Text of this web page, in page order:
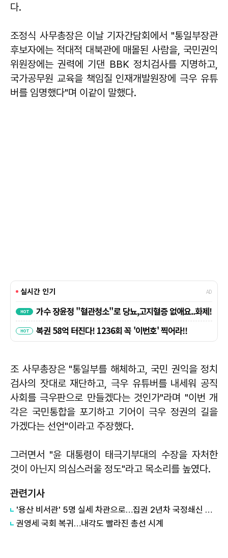
다.
조정식 사무총장은 이날 기자간담회에서 "통일부장관
후보자에는 적대적 대북관에 매몰된 사람을, 국민권익
위원장에는 권력에 기댄 BBK 정치검사를 지명하고,
국가공무원 교육을 책임질 인재개발원장에 극우 유튜
버를 임명했다"며 이같이 말했다.
조 사무총장은 "통일부를 해체하고, 국민 권익을 정치
검사의 잣대로 재단하고, 극우 유튜버를 내세워 공직
사회를 극우판으로 만들겠다는 것인가"라며 "이번 개
각은 국민통합을 포기하고 기어이 극우 정권의 길을
가겠다는 선언"이라고 주장했다.
그러면서 "윤 대통령이 태극기부대의 수장을 자처한
것이 아닌지 의심스러울 정도"라고 목소리를 높였다.
관련기사
'용산 비서관' 5명 실세 차관으로…집권 2년차 국정쇄신 고삐
​권영세 국회 복귀…내각도 빨라진 총선 시계